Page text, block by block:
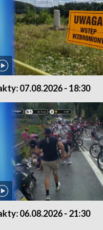
07.08.2026 - 18:30
06.08.2026 - 21:30